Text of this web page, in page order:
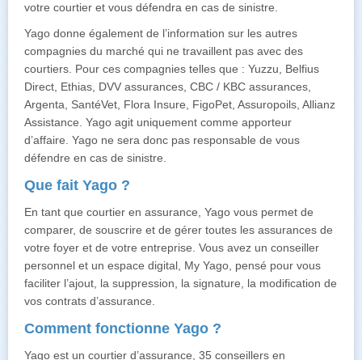
votre courtier et vous défendra en cas de sinistre.
Yago donne également de l’information sur les autres
compagnies du marché qui ne travaillent pas avec des
courtiers. Pour ces compagnies telles que : Yuzzu, Belfius
Direct, Ethias, DVV assurances, CBC / KBC assurances,
Argenta, SantéVet, Flora Insure, FigoPet, Assuropoils, Allianz
Assistance. Yago agit uniquement comme apporteur
d’affaire. Yago ne sera donc pas responsable de vous
défendre en cas de sinistre.
Que fait Yago ?
En tant que courtier en assurance, Yago vous permet de
comparer, de souscrire et de gérer toutes les assurances de
votre foyer et de votre entreprise. Vous avez un conseiller
personnel et un espace digital, My Yago, pensé pour vous
faciliter l’ajout, la suppression, la signature, la modification de
vos contrats d’assurance.
Comment fonctionne Yago ?
Yago est un courtier d’assurance, 35 conseillers en